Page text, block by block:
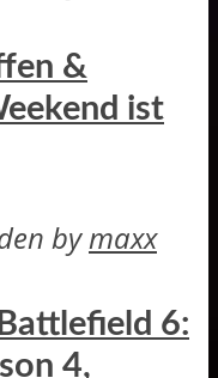
&
ist
bymaxx
6:
4,